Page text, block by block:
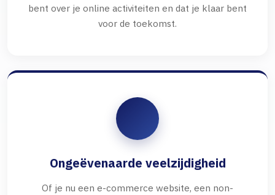
bent over je online activiteiten en dat je klaar bent
voor de toekomst.
Ongeëvenaarde veelzijdigheid
Of je nu een e-commerce website, een non-